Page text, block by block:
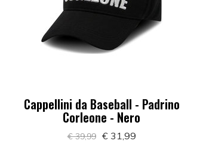
Cappellini da Baseball - Padrino
Corleone - Nero
€ 39,99 € 31,99